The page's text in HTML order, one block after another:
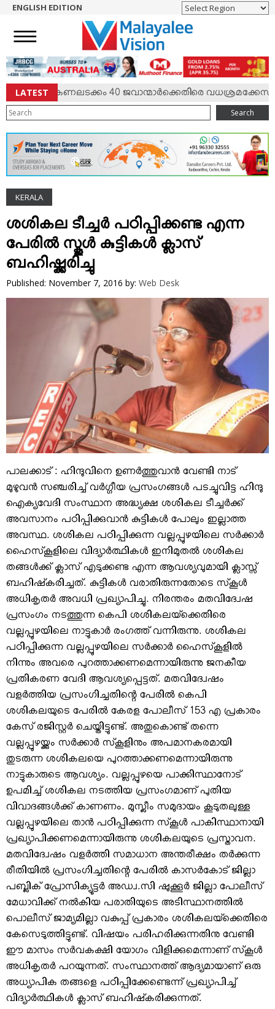
NEWS
ENGLISH
NRI
ENTERTAINMENT
MV SPECIAL
SPORTS
LIFESTYLE
TECH & AUTO
SOCIAL SPHERE
EDITORIAL
ARTS & LITERATURE
MAGAZINE
VIDEOS
YOUR SAY
CLASSIFIEDS
OBITUARY
ENGLISH EDITION
LATEST
കേണലടക്കം 40 ജവാന്മാര്‍ക്കെതിരെ വധശ്രമക്കേസ്
Search
KERALA
ശശികല ടീച്ചര്‍ പഠിപ്പിക്കണ്ട എന്ന
പേരില്‍ സ്കൂള്‍ കുട്ടികള്‍ ക്ലാസ്
ബഹിഷ്ക്കരിച്ചു
Published: November 7, 2016 by: Web Desk
പാലക്കാട് : ഹിന്ദുവിനെ ഉണര്‍ത്തുവാന്‍ വേണ്ടി നാട്
മുഴുവന്‍ സഞ്ചരിച്ച് വര്‍ഗ്ഗീയ പ്രസംഗങ്ങള്‍ പടച്ചുവിട്ട ഹിന്ദു
ഐക്യവേദി സംസ്ഥാന അദ്ധ്യക്ഷ ശശികല ടീച്ചര്‍ക്ക്
അവസാനം പഠിപ്പിക്കുവാന്‍ കുട്ടികള്‍ പോലും ഇല്ലാത്ത
അവസ്ഥ. ശശികല പഠിപ്പിക്കുന്ന വല്ലപ്പുഴയിലെ സര്‍ക്കാര്‍
ഹൈസ്‌കൂളിലെ വിദ്യാര്‍ത്ഥികള്‍ ഇനിമുതല്‍ ശശികല
തങ്ങള്‍ക്ക് ക്ലാസ് എടുക്കണ്ട എന്ന ആവശ്യവുമായി ക്ലാസ്സ്
ബഹിഷ്‌കരിച്ചത്. കുട്ടികള്‍ വരാതിരുന്നതോടെ സ്‌കൂള്‍
അധികൃതര്‍ അവധി പ്രഖ്യാപിച്ചു. നിരന്തരം മതവിദ്വേഷ
പ്രസംഗം നടത്തുന്ന കെപി ശശികലയ്‌ക്കെതിരെ
വല്ലപ്പുഴയിലെ നാട്ടുകാര്‍ രംഗത്ത് വന്നിരുന്നു. ശശികല
പഠിപ്പിക്കുന്ന വല്ലപ്പുഴയിലെ സര്‍ക്കാര്‍ ഹൈസ്‌കൂളില്‍
നിന്നും അവരെ പുറത്താക്കണമെന്നായിരുന്നു ജനകീയ
പ്രതികരണ വേദി ആവശ്യപ്പെട്ടത്. മതവിദ്വേഷം
വളര്‍ത്തിയ പ്രസംഗിച്ചതിന്റെ പേരില്‍ കെപി
ശശികലയുടെ പേരില്‍ കേരള പോലീസ് 153 എ പ്രകാരം
കേസ് രജിസ്റ്റര്‍ ചെയ്തിട്ടുണ്ട്. അതുകൊണ്ട് തന്നെ
വല്ലപ്പുഴയ്ക്കും സര്‍ക്കാര്‍ സ്‌കൂളിനും അപമാനകരമായി
തുടരുന്ന ശശികലയെ പുറത്താക്കണമെന്നായിരുന്നു
നാട്ടുകാരുടെ ആവശ്യം. വല്ലപ്പുഴയെ പാക്കിസ്ഥാനോട്
ഉപമിച്ച് ശശികല നടത്തിയ പ്രസംഗമാണ് പുതിയ
വിവാദങ്ങള്‍ക്ക് കാണണം. മുസ്ലീം സമുദായം കൂടുതലുള്ള
വല്ലപ്പുഴയിലെ താന്‍ പഠിപ്പിക്കുന്ന സ്‌കൂള്‍ പാകിസ്ഥാനായി
പ്രഖ്യാപിക്കണമെന്നായിരുന്നു ശശികലയുടെ പ്രസ്താവന.
മതവിദ്വേഷം വളര്‍ത്തി സമാധാന അന്തരീക്ഷം തര്‍ക്കുന്ന
രീതിയില്‍ പ്രസംഗിച്ചതിന്റെ പേരില്‍ കാസര്‍കോട് ജില്ലാ
പബ്ലിക് പ്രോസിക്യൂട്ടര്‍ അഡ്വ.സി ഷുക്കൂര്‍ ജില്ലാ പോലീസ്
മേധാവിക്ക് നല്‍കിയ പരാതിയുടെ അടിസ്ഥാനത്തില്‍
പൊലീസ് ജാമ്യമില്ലാ വകുപ്പ് പ്രകാരം ശശികലയ്‌ക്കെതിരെ
കേസെടുത്തിട്ടുണ്ട്. വിഷയം പരിഹരിക്കുന്നതിനു വേണ്ടി
ഈ മാസം സര്‍വകക്ഷി യോഗം വിളിക്കുമെന്നാണ് സ്‌കൂള്‍
അധികൃതര്‍ പറയുന്നത്. സംസ്ഥാനത്ത് ആദ്യമായാണ് ഒരു
അധ്യാപിക തങ്ങളെ പഠിപ്പിക്കേണ്ടെന്ന് പ്രഖ്യാപിച്ച്
വിദ്യാര്‍ത്ഥികള്‍ ക്ലാസ് ബഹിഷ്‌കരിക്കുന്നത്.